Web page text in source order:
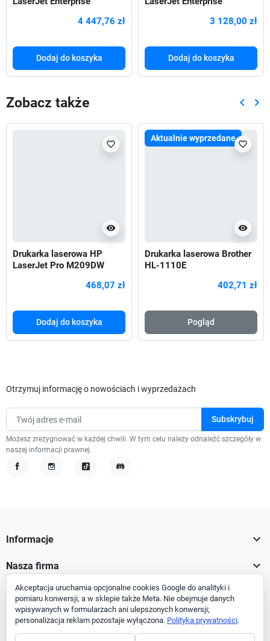
4 447,76 zł
Dodaj do koszyka
3 128,00 zł
Dodaj do koszyka
Zobacz także keyboard_arrow_left keyboard_arrow_right
visibility
favorite_border
Drukarka laserowa HP
LaserJet Pro M209DW
468,07 zł
Dodaj do koszyka
Aktualnie wyprzedane
visibility
favorite_border
Drukarka laserowa Brother
HL-1110E
402,71 zł
Pogląd
Otrzymuj informację o nowościach i wyprzedażach
Możesz zrezygnować w każdej chwili. W tym celu należy odnaleźć szczegóły w
naszej informacji prawnej.
Informacje 
Nasza firma 
Twoje konto
Informacja o sklepie
Akceptacja uruchamia opcjonalne cookies Google do analityki i
pomiaru konwersji, a w sklepie także Meta. Nie obejmuje danych
wpisywanych w formularzach ani ulepszonych konwersji;
personalizacja reklam pozostaje wyłączona. Polityka prywatności.